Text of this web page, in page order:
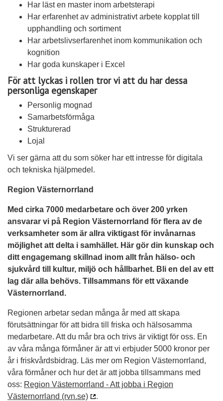
Har läst en master inom arbetsterapi
Har erfarenhet av administrativt arbete kopplat till
upphandling och sortiment
Har arbetslivserfarenhet inom kommunikation och
kognition
Har goda kunskaper i Excel
För att lyckas i rollen tror vi att du har dessa
personliga egenskaper
Personlig mognad
Samarbetsförmåga
Strukturerad
Lojal
Vi ser gärna att du som söker har ett intresse för digitala
och tekniska hjälpmedel.
Region Västernorrland
Med cirka 7000 medarbetare och över 200 yrken
ansvarar vi på Region Västernorrland för flera av de
verksamheter som är allra viktigast för invånarnas
möjlighet att delta i samhället. Här gör din kunskap och
ditt engagemang skillnad inom allt från hälso- och
sjukvård till kultur, miljö och hållbarhet. Bli en del av ett
lag där alla behövs. Tillsammans för ett växande
Västernorrland.
Regionen arbetar sedan många år med att skapa
förutsättningar för att bidra till friska och hälsosamma
medarbetare. Att du mår bra och trivs är viktigt för oss. En
av våra många förmåner är att vi erbjuder 5000 kronor per
år i friskvårdsbidrag. Läs mer om Region Västernorrland,
våra förmåner och hur det är att jobba tillsammans med
oss: Region Västernorrland - Att jobba i Region
Västernorrland (rvn.se)
.